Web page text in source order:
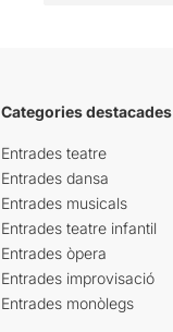
Categories destacades
Entrades teatre
Entrades dansa
Entrades musicals
Entrades teatre infantil
Entrades òpera
Entrades improvisació
Entrades monòlegs